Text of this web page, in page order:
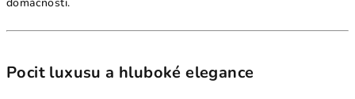
Pocit luxusu a hluboké elegance